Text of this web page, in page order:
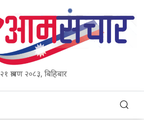
२१ श्रावण २०८३, बिहिबार